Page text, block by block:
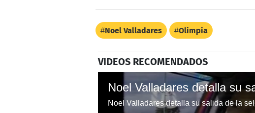
Noel Valladares Olimpia
VIDEOS RECOMENDADOS